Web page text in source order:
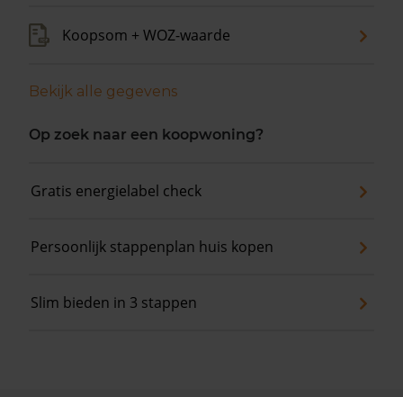
Koopsom + WOZ-waarde
Bekijk alle gegevens
Op zoek naar een koopwoning?
Gratis energielabel check
Persoonlijk stappenplan huis kopen
Slim bieden in 3 stappen